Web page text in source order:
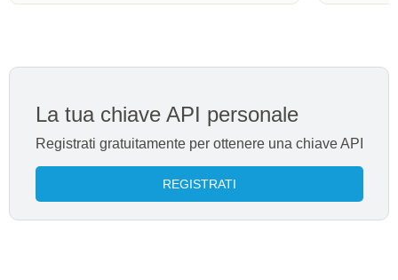
La tua chiave API personale
Registrati gratuitamente per ottenere una chiave API
REGISTRATI